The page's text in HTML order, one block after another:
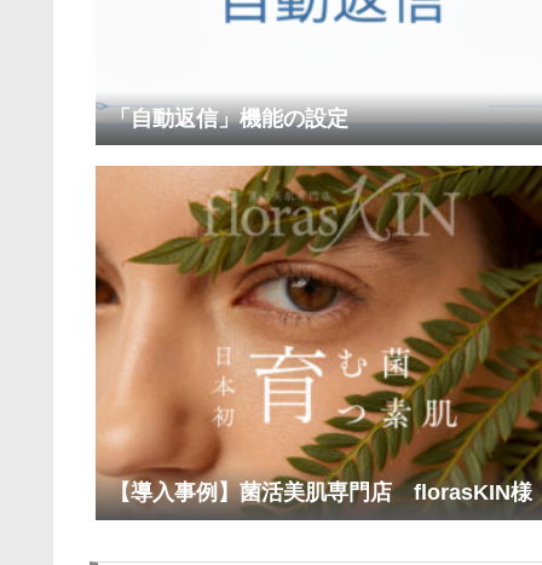
「自動返信」機能の設定
【導入事例】菌活美肌専門店 florasKIN